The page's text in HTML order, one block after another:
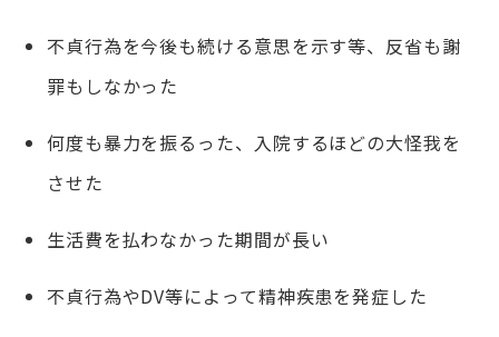
不貞行為を今後も続ける意思を示す等、反省も謝
罪もしなかった
何度も暴力を振るった、入院するほどの大怪我を
させた
生活費を払わなかった期間が長い
不貞行為やDV等によって精神疾患を発症した